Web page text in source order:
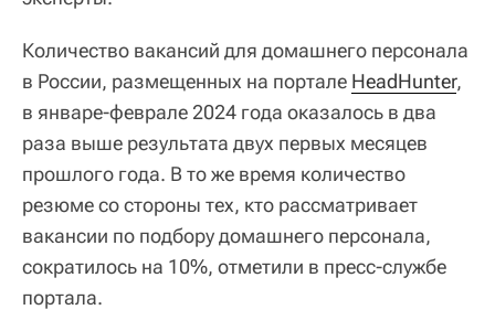
Количество вакансий для домашнего персонала
в России, размещенных на портале HeadHunter,
в январе-феврале 2024 года оказалось в два
раза выше результата двух первых месяцев
прошлого года. В то же время количество
резюме со стороны тех, кто рассматривает
вакансии по подбору домашнего персонала,
сократилось на 10%, отметили в пресс-службе
портала.